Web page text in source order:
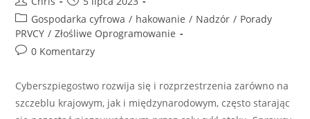
Gospodarka cyfrowa / hakowanie / Nadzór / Porady
PRVCY / Złośliwe Oprogramowanie
0 Komentarzy
Cyberszpiegostwo rozwija się i rozprzestrzenia zarówno na
szczeblu krajowym, jak i międzynarodowym, często starając